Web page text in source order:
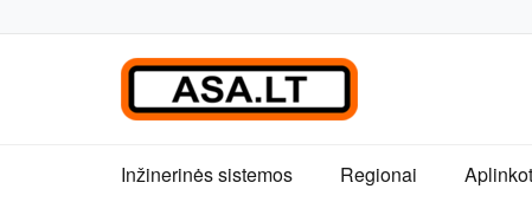
Inžinerinės sistemos Regionai